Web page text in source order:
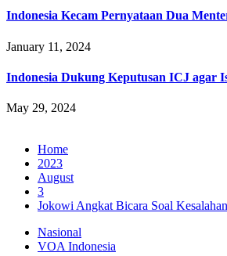
Indonesia Kecam Pernyataan Dua
January 11, 2024
Indonesia Dukung Keputusan ICJ agar
May 29, 2024
Home
2023
August
3
Jokowi Angkat Bicara Soal
Nasional
VOA Indonesia